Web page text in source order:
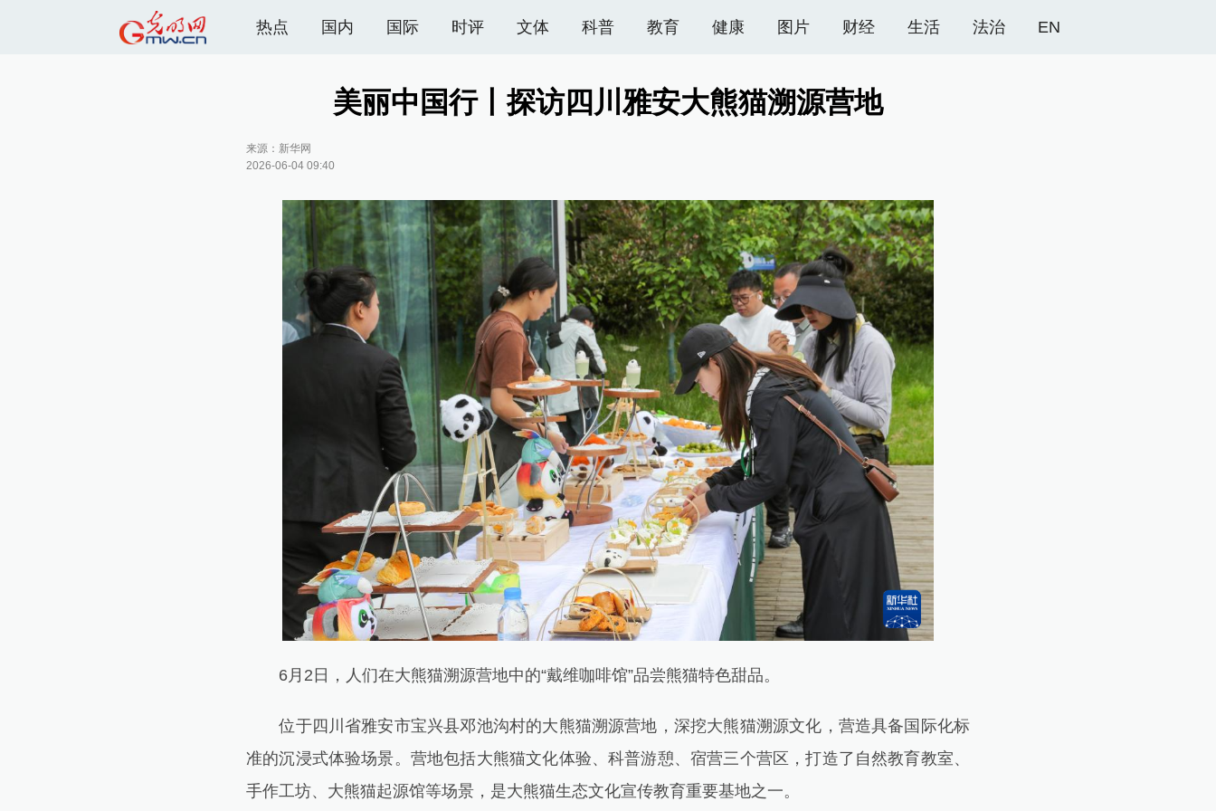
热点 国内 国际 时评 文体 科普 教育 健康 图片 财经 生活 法治 EN
美丽中国行丨探访四川雅安大熊猫溯源营地
来源： 新华网
2026-06-04 09:40
6月2日，人们在大熊猫溯源营地中的“戴维咖啡馆”品尝熊猫特色甜品。
位于四川省雅安市宝兴县邓池沟村的大熊猫溯源营地，深挖大熊猫溯源文化，营造具备国际化标
准的沉浸式体验场景。营地包括大熊猫文化体验、科普游憩、宿营三个营区，打造了自然教育教室、
手作工坊、大熊猫起源馆等场景，是大熊猫生态文化宣传教育重要基地之一。